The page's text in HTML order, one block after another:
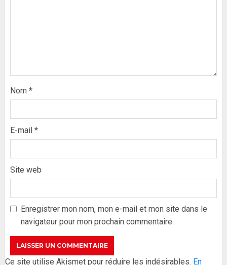
Nom *
E-mail *
Site web
Enregistrer mon nom, mon e-mail et mon site dans le
navigateur pour mon prochain commentaire.
Ce site utilise Akismet pour réduire les indésirables. En
Formation du nouveau
garde ses responsables
26 MAI 2026 0
Réintégration de Sonko à